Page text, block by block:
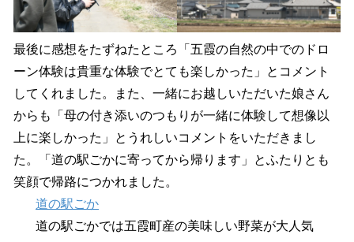
最後に感想をたずねたところ「五霞の自然の中でのドロ
ーン体験は貴重な体験でとても楽しかった」とコメント
してくれました。また、一緒にお越しいただいた娘さん
からも「母の付き添いのつもりが一緒に体験して想像以
上に楽しかった」とうれしいコメントをいただきまし
た。「道の駅ごかに寄ってから帰ります」とふたりとも
笑顔で帰路につかれました。
道の駅ごか
道の駅ごかでは五霞町産の美味しい野菜が大人気